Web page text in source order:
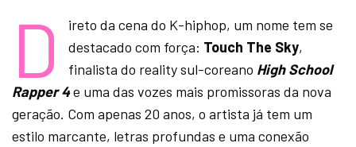
D
ireto da cena do K-hiphop, um nome tem se
destacado com força: Touch The Sky,
finalista do reality sul-coreano High School
Rapper 4e uma das vozes mais promissoras da nova
geração. Com apenas 20 anos, o artista já tem um
estilo marcante, letras profundas e uma conexão